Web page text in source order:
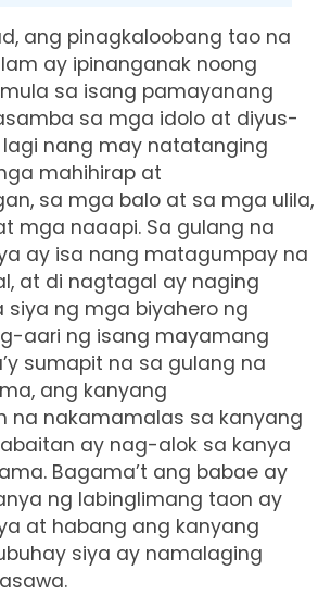
ang pinagkaloobang tao na
ay ipinanganak noong
mula sa isang pamayanang
sa mga idolo at diyus-
lagi nang may natatanging
mahihirap at
sa mga balo at sa mga ulila,
mga naaapi. Sa gulang na
ay isa nang matagumpay na
at di nagtagal ay naging
ng mga biyahero ng
aari ng isang mayamang
sumapit na sa gulang na
ang kanyang
na nakamamalas sa kanyang
ay nag-alok sa kanya
Bagama’t ang babae ay
ng labinglimang taon ay
at habang ang kanyang
siya ay namalaging